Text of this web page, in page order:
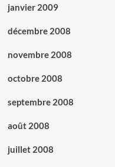
janvier 2009
décembre 2008
novembre 2008
octobre 2008
septembre 2008
août 2008
juillet 2008